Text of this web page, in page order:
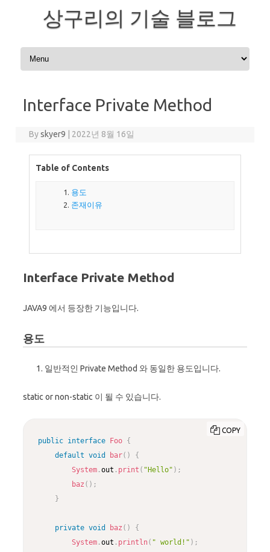
상구리의 기술 블로그
Skip to content
Interface Private Method
Byskyer9 2022년 8월 16일
Table of Contents
용도
존재이유
Interface Private Method
JAVA9 에서 등장한 기능입니다.
용도
일반적인 Private Method 와 동일한 용도입니다.
static or non-static 이 될 수 있습니다.
public interface Foo {
default void bar( )
{
System .out . print ( "Hello" ) ;
baz ( ) ;
}
private void baz ( )
{
System .out . println( " world!" ) ;
COPY